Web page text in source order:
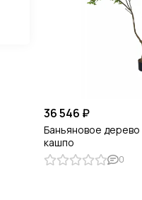
36 546 ₽
Баньяновое
кашпо
0